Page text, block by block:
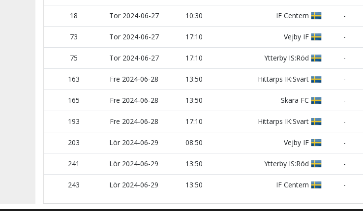
18 Tor 2024-06-27 10:30 IF Centern -
73 Tor 2024-06-27 17:10 Vejby IF -
75 Tor 2024-06-27 17:10 Ytterby IS:Röd -
163 Fre 2024-06-28 13:50 Hittarps IK:Svart -
165 Fre 2024-06-28 13:50 Skara FC -
193 Fre 2024-06-28 17:10 Hittarps IK:Svart -
203 Lör 2024-06-29 08:50 Vejby IF -
241 Lör 2024-06-29 13:50 Ytterby IS:Röd -
243 Lör 2024-06-29 13:50 IF Centern -